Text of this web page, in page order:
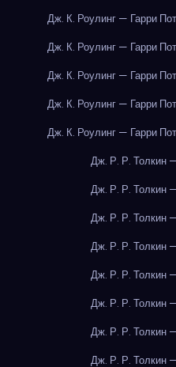
Дж. К. Роулинг — Гарри
Дж. К. Роулинг — Гарри
Дж. К. Роулинг — Гарри
Дж. К. Роулинг — Гарри
Дж. К. Роулинг — Гарри
Дж. Р. Р. Толкин
Дж. Р. Р. Толкин
Дж. Р. Р. Толкин
Дж. Р. Р. Толкин
Дж. Р. Р. Толкин
Дж. Р. Р. Толкин
Дж. Р. Р. Толкин
Дж. Р. Р. Толкин